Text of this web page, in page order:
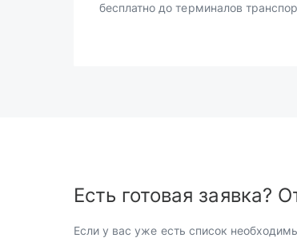
бесплатно до терминалов
Есть готовая заявка?
Если у вас уже есть список